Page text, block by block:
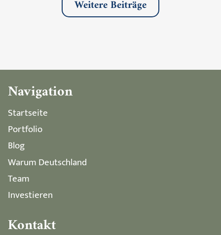
Weitere Beiträge
Navigation
Startseite
Portfolio
Blog
Warum Deutschland
Team
Investieren
Kontakt